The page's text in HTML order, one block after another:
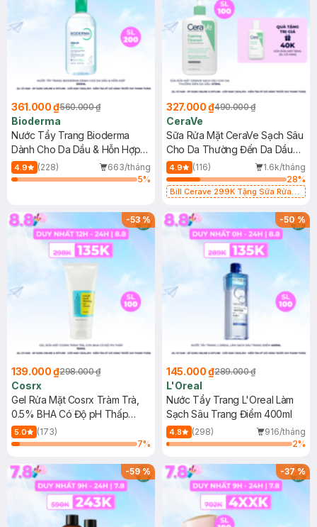
361.000 ₫560.000 ₫
Bioderma
Nước Tẩy Trang Bioderma
Dành Cho Da Dầu & Hỗn Hợp
500ml
4.9 (228)
663/tháng
5%
327.000 ₫490.000 ₫
CeraVe
Sữa Rửa Mặt CeraVe Sạch Sâu
Cho Da Thường Đến Da Dầu
473ml
4.9 (116)
1.6k/tháng
28%
Bill Cerave 299K Tặng Sữa Rửa
-53%
139.000 ₫298.000 ₫
Cosrx
Gel Rửa Mặt Cosrx Tràm Trà,
0.5% BHA Có Độ pH Thấp
150ml
5.0
(173)
7%
-50%
145.000 ₫289.000 ₫
L'Oreal
Nước Tẩy Trang L'Oreal Làm
Sạch Sâu Trang Điểm 400ml
4.8 (298)
916/tháng
2%
-59% -37%